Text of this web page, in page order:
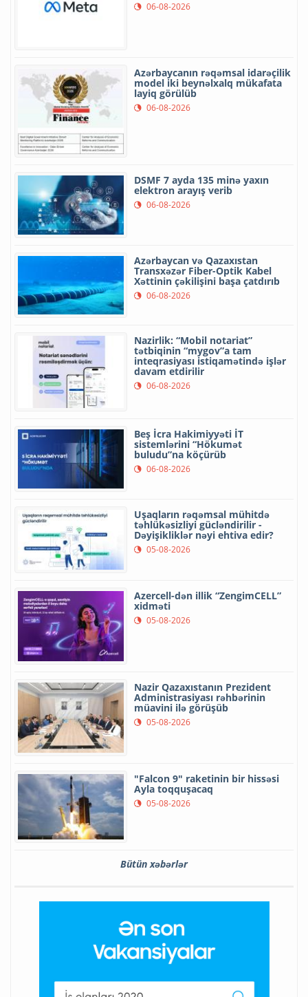
06-08-2026
Azərbaycanın rəqəmsal idarəçilik
model iki beynəlxalq mükafata
layiq görülüb
06-08-2026
DSMF 7 ayda 135 minə yaxın
elektron arayış verib
06-08-2026
Azərbaycan və Qazaxıstan
Transxəzər Fiber-Optik Kabel
Xəttinin çəkilişini başa çatdırıb
06-08-2026
Nazirlik: “Mobil notariat”
tətbiqinin “mygov”a tam
inteqrasiyası istiqamətində işlər
davam etdirilir
06-08-2026
Beş İcra Hakimiyyəti İT
sistemlərini “Hökumət
buludu”na köçürüb
06-08-2026
Uşaqların rəqəmsal mühitdə
təhlükəsizliyi gücləndirilir -
Dəyişikliklər nəyi ehtiva edir?
05-08-2026
Azercell-dən illik “ZengimCELL”
xidməti
05-08-2026
Nazir Qazaxıstanın Prezident
Administrasiyası rəhbərinin
müavini ilə görüşüb
05-08-2026
"Falcon 9" raketinin bir hissəsi
Ayla toqquşacaq
05-08-2026
Bütün xəbərlər